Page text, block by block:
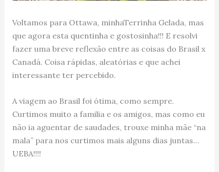
Voltamos para Ottawa, minhaTerrinha Gelada, mas
que agora esta quentinha e gostosinha!!! E resolvi
fazer uma breve reflexão entre as coisas do Brasil x
Canadá. Coisa rápidas, aleatórias e que achei
interessante ter percebido.
A viagem ao Brasil foi ótima, como sempre.
Curtimos muito a familia e os amigos, mas como eu
não ia aguentar de saudades, trouxe minha mãe “na
mala” para nos curtimos mais alguns dias juntas…
UEBA!!!!